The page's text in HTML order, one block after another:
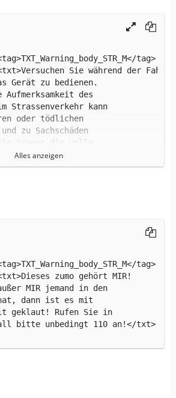
Alles anzeigen